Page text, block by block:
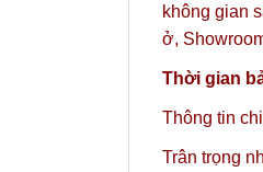
không gian
ở,
Thời gian
Thông tin
Trân trọng